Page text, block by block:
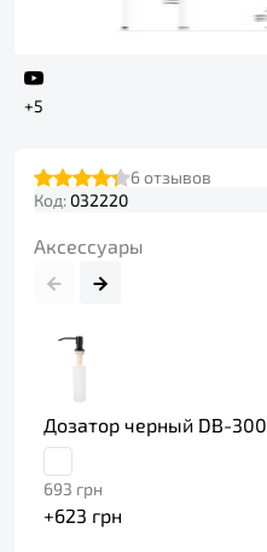
+5
6отзывов
Код: 032220
Аксессуары
Дозатор черный DB-300
693 грн
+623 грн